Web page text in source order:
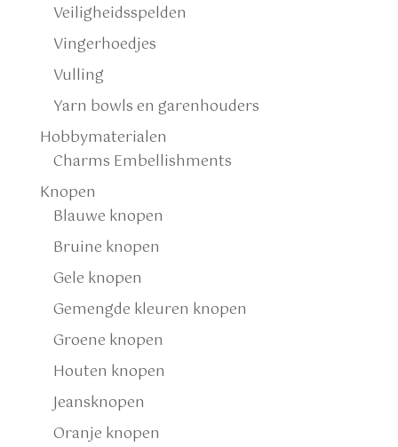
Veiligheidsspelden
Vingerhoedjes
Vulling
Yarn bowls en garenhouders
Hobbymaterialen
Charms Embellishments
Knopen
Blauwe knopen
Bruine knopen
Gele knopen
Gemengde kleuren knopen
Groene knopen
Houten knopen
Jeansknopen
Oranje knopen